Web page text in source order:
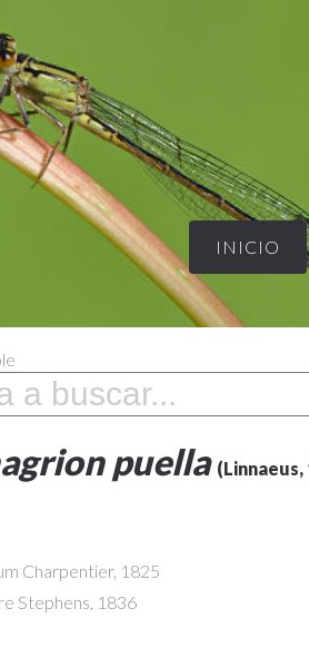
INICIO
puella (Linnaeus,
Charpentier, 1825
Stephens, 1836